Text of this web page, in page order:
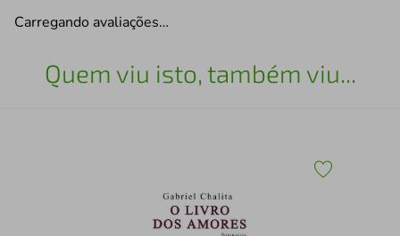
Carregando avaliações…
Quem viu isto, também viu...